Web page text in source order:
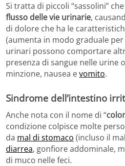
Si tratta di piccoli “sassolini”
flusso delle vie urinarie,
di dolore che ha le
(aumenta in modo graduale
urinari possono comportare
presenza di sangue nelle urine
minzione, nausea evomito.
Sindrome dell’intestino
Anche nota con il nome di “
condizione colpisce molte
da mal di stomaco (incluso il
diarrea, gonfiore addominale,
di muco nelle feci.